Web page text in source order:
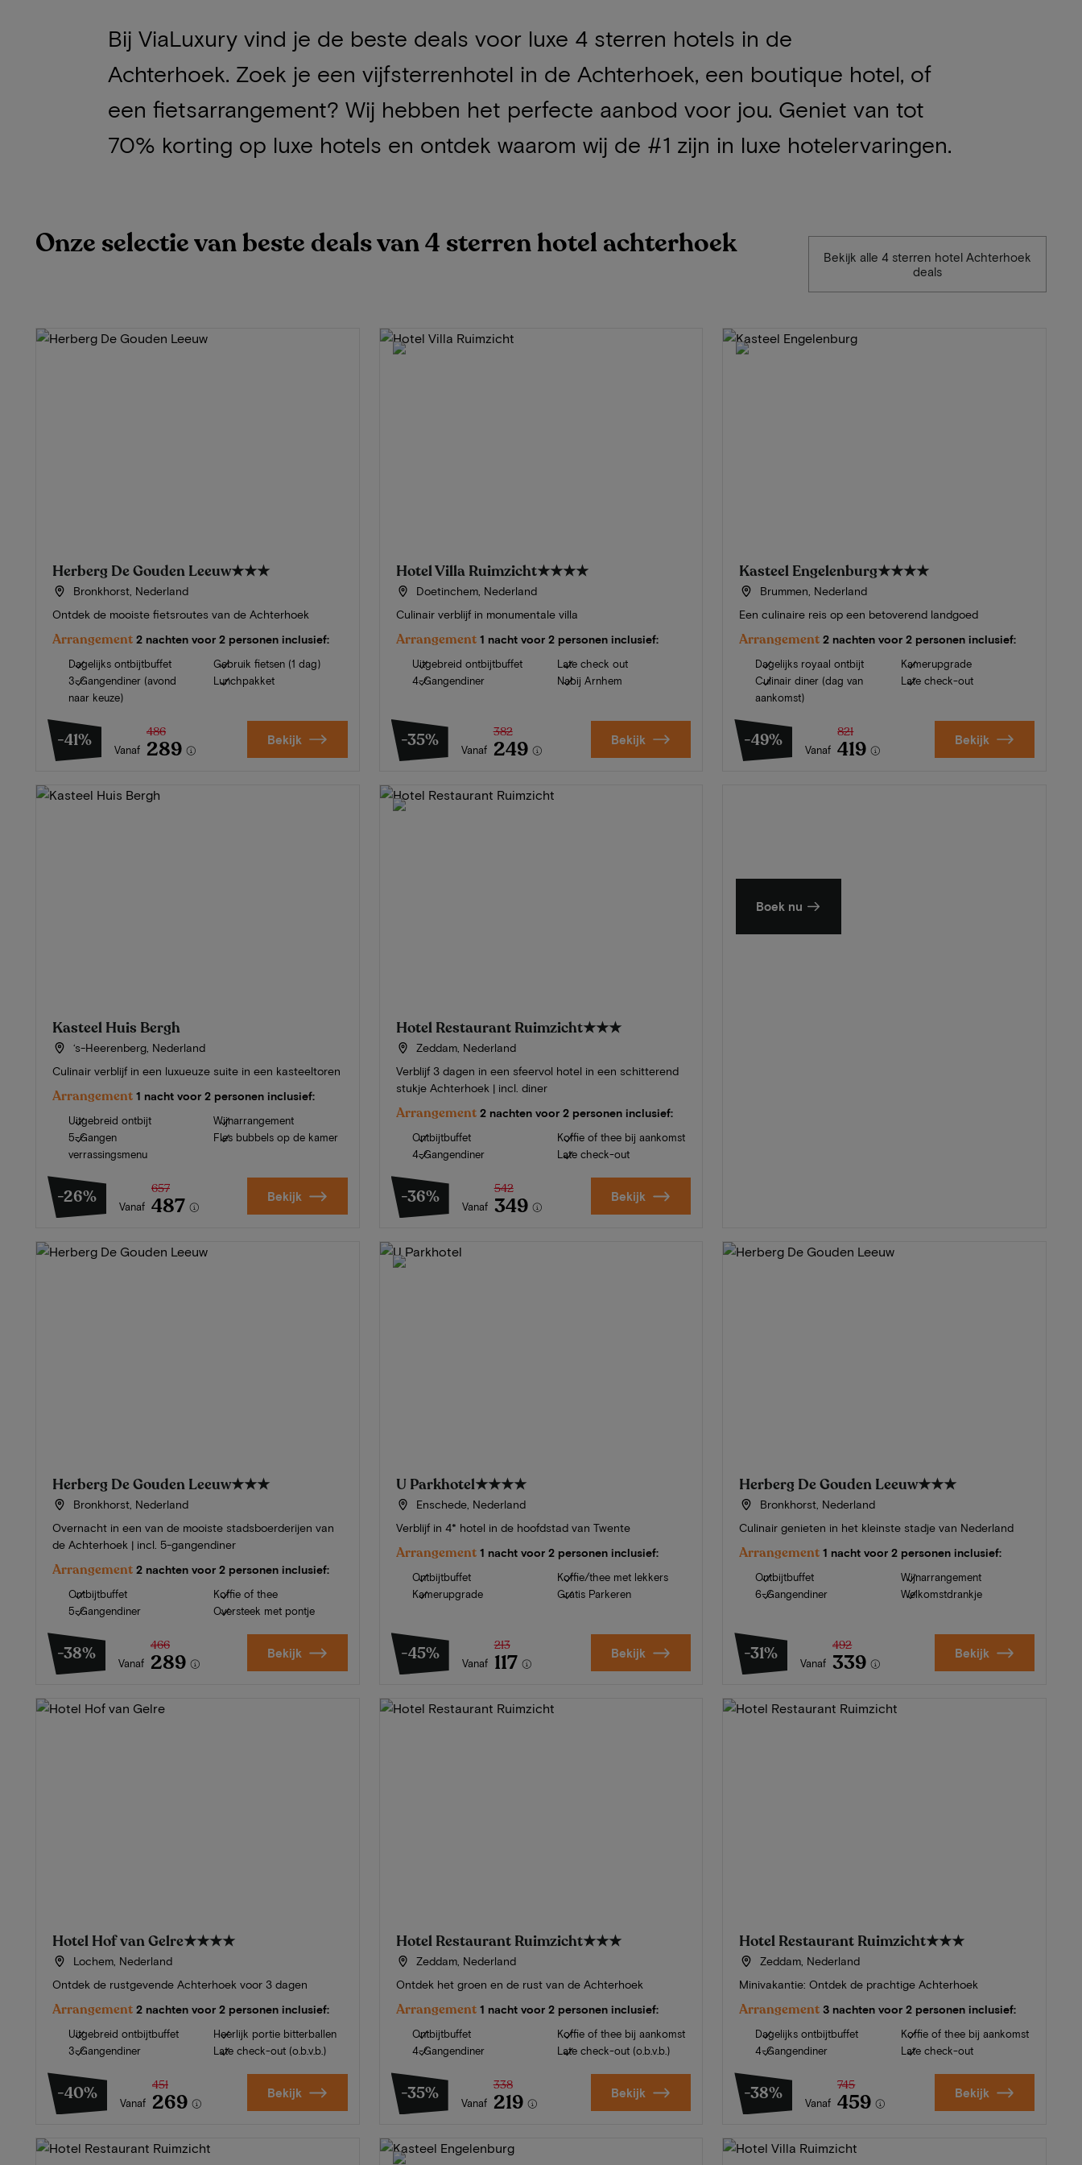
Bij ViaLuxury vind je de beste deals voor luxe 4 sterren hotels in de
Achterhoek. Zoek je een vijfsterrenhotel in de Achterhoek, een boutique hotel, of
een fietsarrangement? Wij hebben het perfecte aanbod voor jou. Geniet van tot
70% korting op luxe hotels en ontdek waarom wij de #1 zijn in luxe hotelervaringen.
Onze selectie van beste deals van 4 sterren hotel achterhoek
Bekijk alle 4 sterren hotel Achterhoek
deals
Herberg De Gouden Leeuw★★★
Bronkhorst, Nederland
Ontdek de mooiste fietsroutes van de Achterhoek
Arrangement 2 nachten voor 2 personen inclusief:
Dagelijks ontbijtbuffet
3-Gangendiner (avond
naar keuze)
Gebruik fietsen (1 dag)
Lunchpakket
-41% Vanaf
486
289 Bekijk
Hotel Villa Ruimzicht★★★★
Doetinchem, Nederland
Culinair verblijf in monumentale villa
Arrangement 1 nacht voor 2 personen inclusief:
Uitgebreid ontbijtbuffet
4-Gangendiner
Late check out
Nabij Arnhem
-35% Vanaf
382
249 Bekijk
Kasteel Engelenburg★★★★
Brummen, Nederland
Een culinaire reis op een betoverend landgoed
Arrangement 2 nachten voor 2 personen inclusief:
Dagelijks royaal ontbijt
Culinair diner (dag van
aankomst)
Kamerupgrade
Late check-out
-49% Vanaf
821
419 Bekijk
Kasteel Huis Bergh
‘s-Heerenberg, Nederland
Culinair verblijf in een luxueuze suite in een kasteeltoren
Arrangement 1 nacht voor 2 personen inclusief:
Uitgebreid ontbijt
5-Gangen
verrassingsmenu
Wijnarrangement
Fles bubbels op de kamer
-26% Vanaf
657
487 Bekijk
Hotel Restaurant Ruimzicht★★★
Zeddam, Nederland
Verblijf 3 dagen in een sfeervol hotel in een schitterend
stukje Achterhoek | incl. diner
Arrangement 2 nachten voor 2 personen inclusief:
Ontbijtbuffet
4-Gangendiner
Koffie of thee bij aankomst
Late check-out
-36% Vanaf
542
349 Bekijk
Boek nu
Herberg De Gouden Leeuw★★★
Bronkhorst, Nederland
Overnacht in een van de mooiste stadsboerderijen van
de Achterhoek | incl. 5-gangendiner
Arrangement 2 nachten voor 2 personen inclusief:
Ontbijtbuffet
5-Gangendiner
Koffie of thee
Oversteek met pontje
-38% Vanaf
466
289 Bekijk
U Parkhotel★★★★
Enschede, Nederland
Verblijf in 4* hotel in de hoofdstad van Twente
Arrangement 1 nacht voor 2 personen inclusief:
Ontbijtbuffet
Kamerupgrade
Koffie/thee met lekkers
Gratis Parkeren
-45% Vanaf
213
117 Bekijk
Herberg De Gouden Leeuw★★★
Bronkhorst, Nederland
Culinair genieten in het kleinste stadje van Nederland
Arrangement 1 nacht voor 2 personen inclusief:
Ontbijtbuffet
6-Gangendiner
Wijnarrangement
Welkomstdrankje
-31% Vanaf
492
339 Bekijk
Hotel Hof van Gelre★★★★
Lochem, Nederland
Ontdek de rustgevende Achterhoek voor 3 dagen
Arrangement 2 nachten voor 2 personen inclusief:
Uitgebreid ontbijtbuffet
3-Gangendiner
Heerlijk portie bitterballen
Late check-out (o.b.v.b.)
-40% Vanaf
451
269 Bekijk
Hotel Restaurant Ruimzicht★★★
Zeddam, Nederland
Ontdek het groen en de rust van de Achterhoek
Arrangement 1 nacht voor 2 personen inclusief:
Ontbijtbuffet
4-Gangendiner
Koffie of thee bij aankomst
Late check-out (o.b.v.b.)
-35% Vanaf
338
219 Bekijk
Hotel Restaurant Ruimzicht★★★
Zeddam, Nederland
Minivakantie: Ontdek de prachtige Achterhoek
Arrangement 3 nachten voor 2 personen inclusief:
Dagelijks ontbijtbuffet
4-Gangendiner
Koffie of thee bij aankomst
Late check-out
-38% Vanaf
745
459 Bekijk